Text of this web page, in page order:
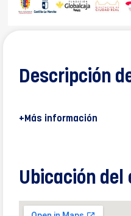
Descripción
+Más información
Ubicación del